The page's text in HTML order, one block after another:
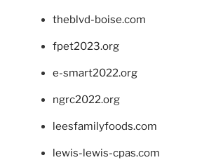
theblvd-boise.com
fpet2023.org
e-smart2022.org
ngrc2022.org
leesfamilyfoods.com
lewis-lewis-cpas.com